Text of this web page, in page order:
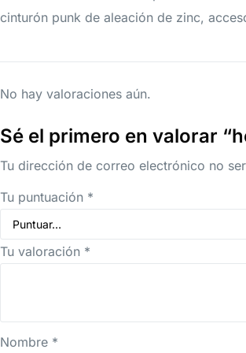
cinturón punk de aleación de zinc,
No hay valoraciones aún.
Sé el primero en valorar
Tu dirección de correo electrónico no
Tu puntuación *
Tu valoración *
Nombre *